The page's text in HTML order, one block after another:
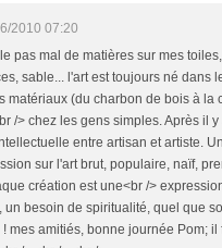
2010 07:20
pas mal de matières sur mes
sable... l'art est toujours né dans
matériaux (du charbon de bois à la
/> chez les gens simples. Après il y
entre artisan et artiste.
sur l'art brut, populaire, naïf,
création est une<br />
un besoin de spiritualité, quel que
mes amitiés, bonne journée Pom; il